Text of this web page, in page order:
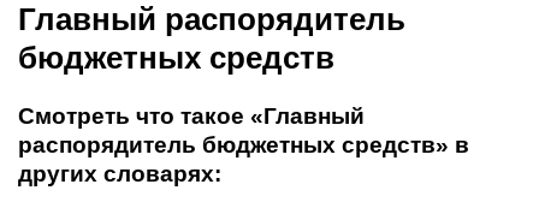
Главный распорядитель
бюджетных средств
Смотреть что такое «Главный
распорядитель бюджетных средств» в
других словарях: